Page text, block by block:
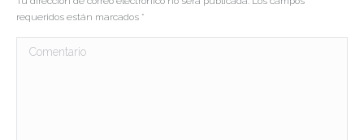
requeridos están marcados *
Comentario